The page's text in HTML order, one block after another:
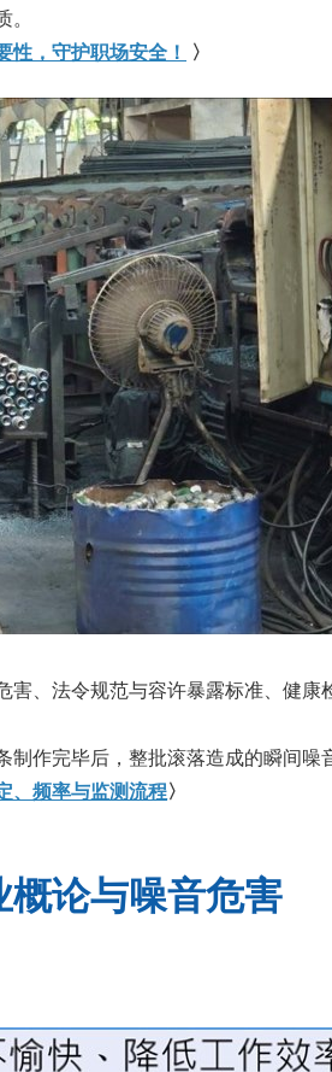
性，守护职场安全！ 〉
、法令规范与容许暴露标准、健康
作完毕后，整批滚落造成的瞬间噪
、频率与监测流程〉
论与噪音危害